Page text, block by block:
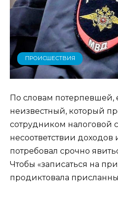
ПРОИСШЕСТВИЯ
По словам потерпевшей,
неизвестный, который
сотрудником налоговой
несоответствии доходов
потребовал срочно
Чтобы «записаться на
продиктовала